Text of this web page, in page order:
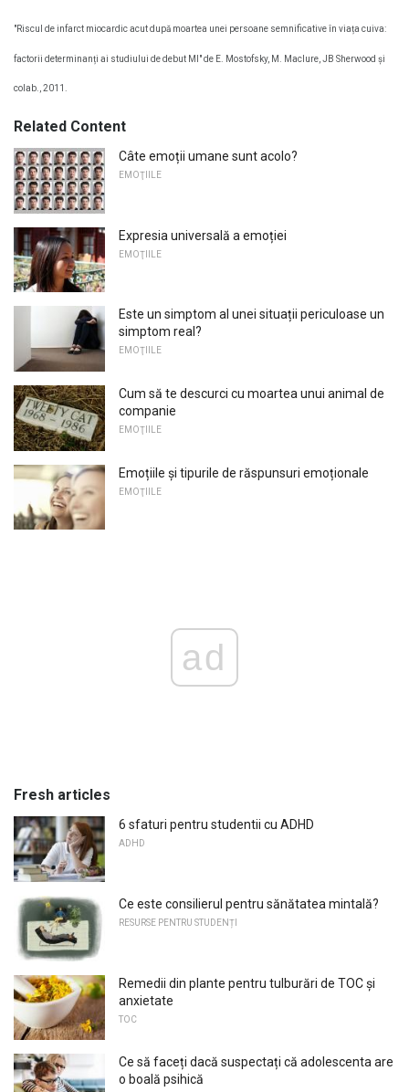
"Riscul de infarct miocardic acut după moartea unei persoane semnificative în viața cuiva:
factorii determinanți ai studiului de debut MI" de E. Mostofsky, M. Maclure, JB Sherwood și
colab., 2011.
Related Content
Câte emoții umane sunt acolo?
EMOŢIILE
Expresia universală a emoției
EMOŢIILE
Este un simptom al unei situații periculoase un
simptom real?
EMOŢIILE
Cum să te descurci cu moartea unui animal de
companie
EMOŢIILE
Emoțiile și tipurile de răspunsuri emoționale
EMOŢIILE
ad
Fresh articles
6 sfaturi pentru studentii cu ADHD
ADHD
Ce este consilierul pentru sănătatea mintală?
RESURSE PENTRU STUDENȚI
Remedii din plante pentru tulburări de TOC și
anxietate
TOC
Ce să faceți dacă suspectați că adolescenta are
o boală psihică